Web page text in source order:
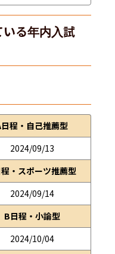
る年内入試
程・自己推薦型
2024/09/13
・スポーツ推薦型
2024/09/14
B日程・小論型
2024/10/04